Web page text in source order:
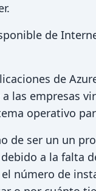
de
de
las empresas
operativo
de ser un un
a la falta
número de